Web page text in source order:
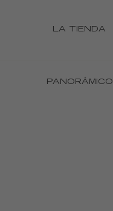
LA TIENDA
PANORÁMICO